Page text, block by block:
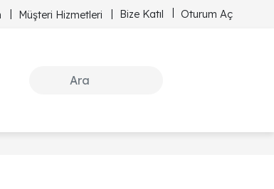
Müşteri Hizmetleri Bize Katıl Oturum Aç